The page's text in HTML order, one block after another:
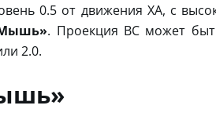
0.5 от движения ХА, с
Мышь». Проекция BC может
2.0.